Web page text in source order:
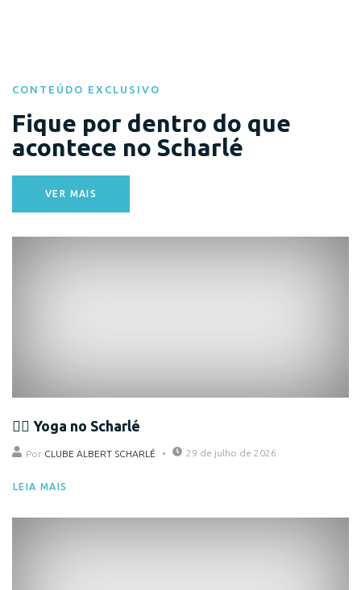
CONTEÚDO EXCLUSIVO
Fique por dentro do que
acontece no Scharlé
VER MAIS
Eventos
🧘‍♀️ Yoga no Scharlé
Por CLUBE ALBERT SCHARLÉ 29 de julho de 2026
LEIA MAIS
Eventos